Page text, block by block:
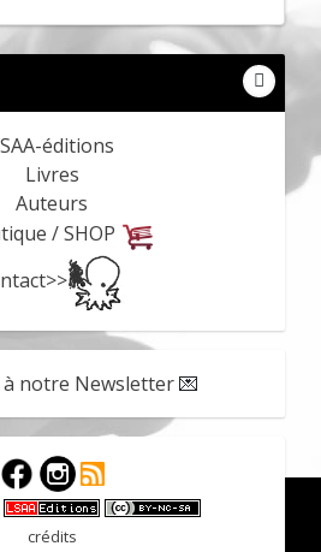
éditions
Livres
Auteurs
/ SHOP
notre Newsletter💌
crédits